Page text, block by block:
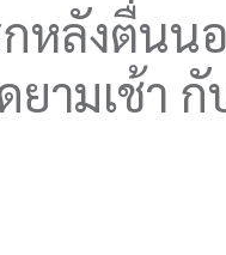
หลังตื่นน
ยามเช้า